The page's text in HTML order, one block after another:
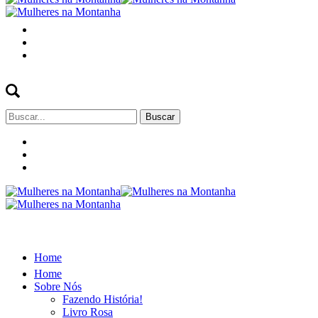
Buscar
por:
Home
Home
Sobre Nós
Fazendo História!
Livro Rosa